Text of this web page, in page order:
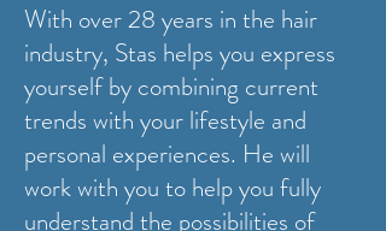
With over 28 years in the hair
industry, Stas helps you express
yourself by combining current
trends with your lifestyle and
personal experiences. He will
work with you to help you fully
understand the possibilities of